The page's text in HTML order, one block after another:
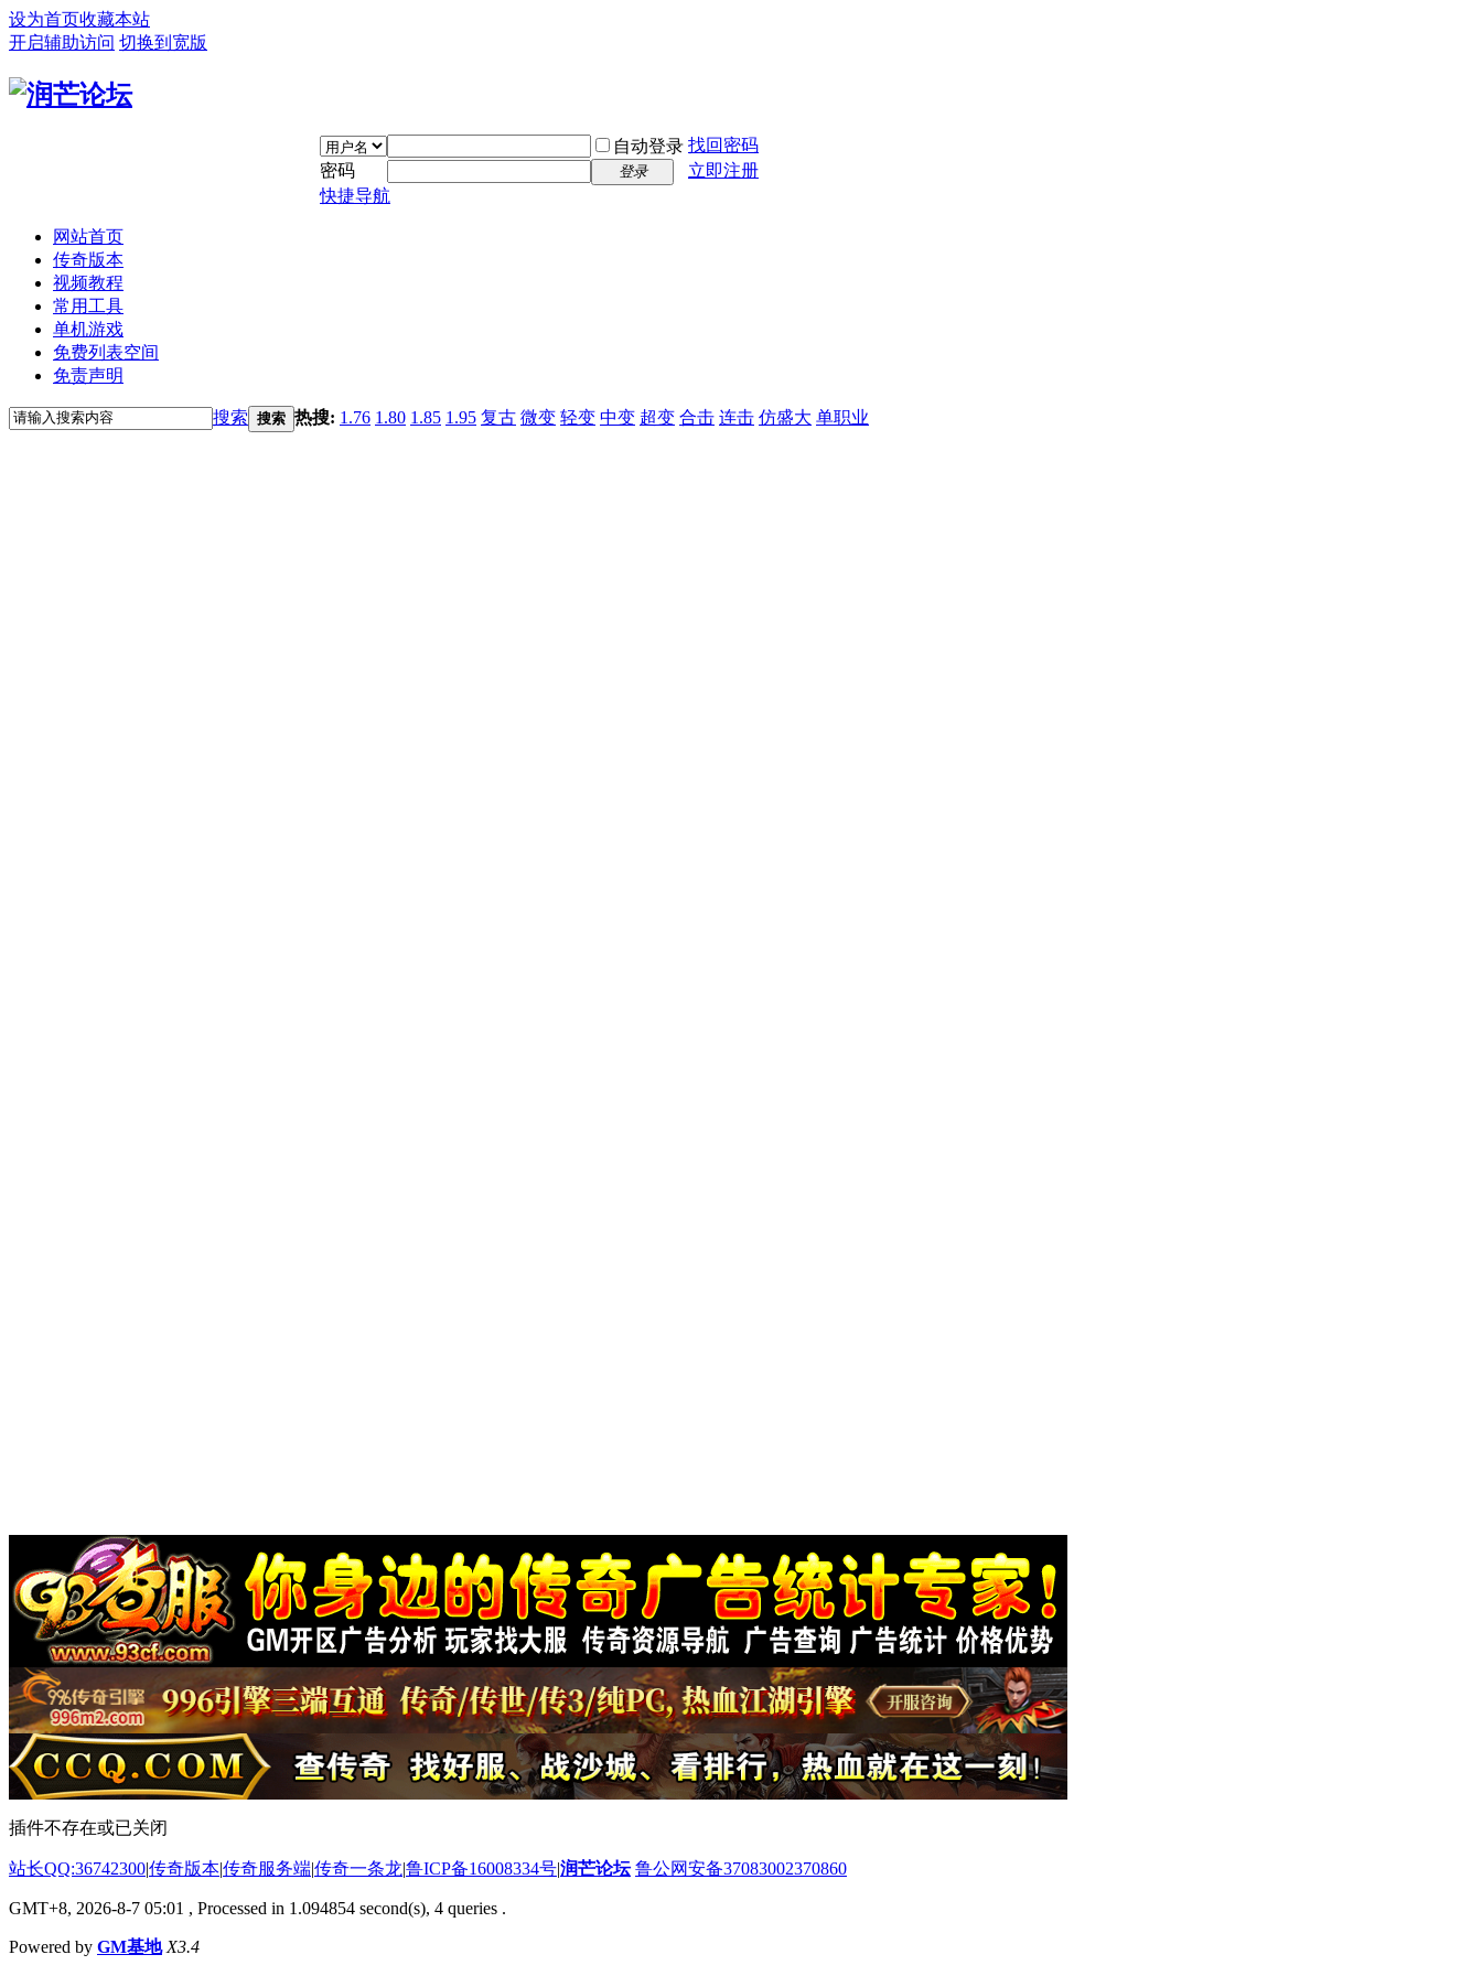
设为首页收藏本站
开启辅助访问 切换到宽版
自动登录 找回密码
密码
登录
立即注册
快捷导航
网站首页
传奇版本
视频教程
常用工具
单机游戏
免费列表空间
免责声明
搜索 搜索 热搜: 1.76 1.80 1.85 1.95 复古 微变 轻变 中变 超变 合击 连击 仿盛大 单职业
插件不存在或已关闭
站长QQ:36742300|传奇版本|传奇服务端|传奇一条龙|鲁ICP备16008334号|润芒论坛 鲁公网安备37083002370860
GMT+8, 2026-8-7 05:01 , Processed in 1.094854 second(s), 4 queries .
Powered by GM基地 X3.4